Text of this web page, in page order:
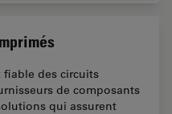
des circuits
de composants
qui assurent